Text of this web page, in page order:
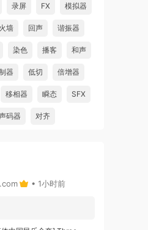
录屏 FX 模拟器
墙 回声 谐振器
染色 播客 和声
器 低切 倍增器
移相器 瞬态 SFX
码器 对齐
• 1小时前